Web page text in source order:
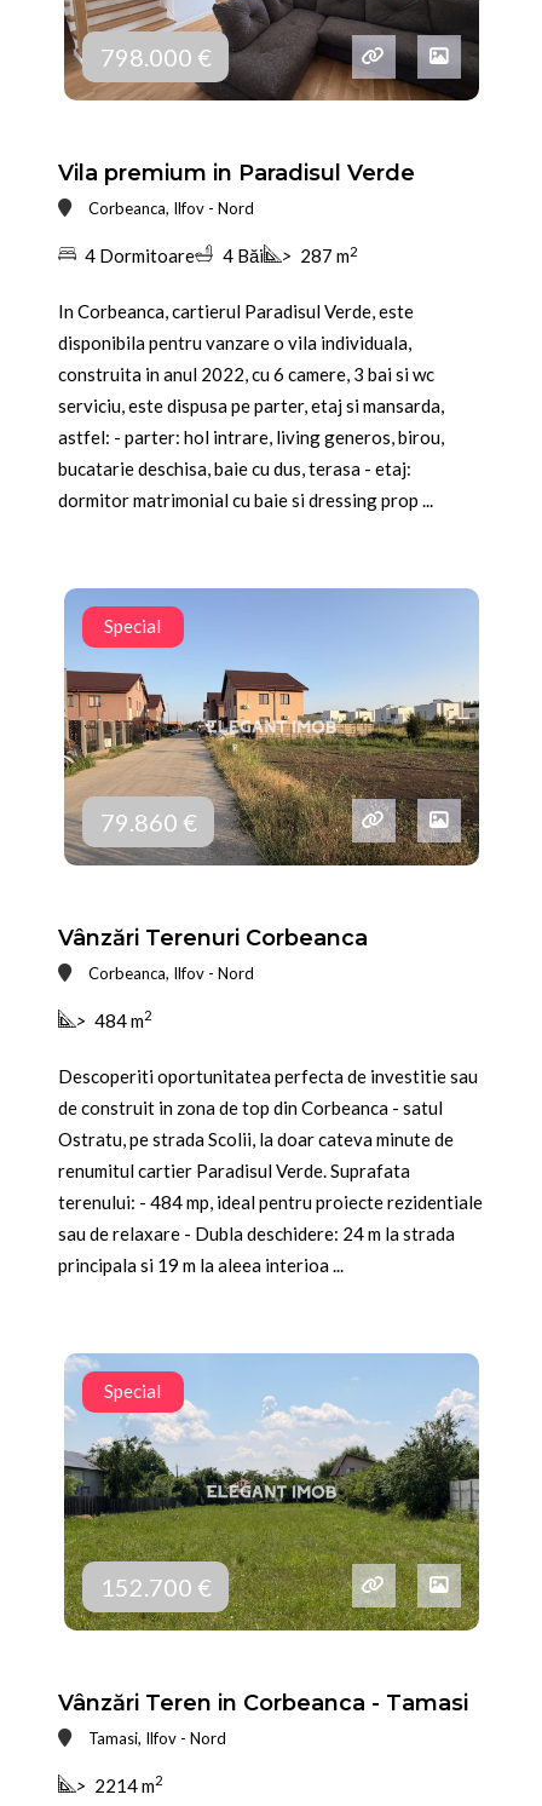
798.000 €
Vila premium in Paradisul Verde
Corbeanca, Ilfov - Nord
4 Dormitoare 4 Băi > 287 m2
In Corbeanca, cartierul Paradisul Verde, este
disponibila pentru vanzare o vila individuala,
construita in anul 2022, cu 6 camere, 3 bai si wc
serviciu, este dispusa pe parter, etaj si mansarda,
astfel: - parter: hol intrare, living generos, birou,
bucatarie deschisa, baie cu dus, terasa - etaj:
dormitor matrimonial cu baie si dressing prop ...
Special
79.860 €
Vânzări Terenuri Corbeanca
Corbeanca, Ilfov - Nord
> 484 m2
Descoperiti oportunitatea perfecta de investitie sau
de construit in zona de top din Corbeanca - satul
Ostratu, pe strada Scolii, la doar cateva minute de
renumitul cartier Paradisul Verde. Suprafata
terenului: - 484 mp, ideal pentru proiecte rezidentiale
sau de relaxare - Dubla deschidere: 24 m la strada
principala si 19 m la aleea interioa ...
Special
152.700 €
Vânzări Teren in Corbeanca - Tamasi
Tamasi, Ilfov - Nord
> 2214 m2